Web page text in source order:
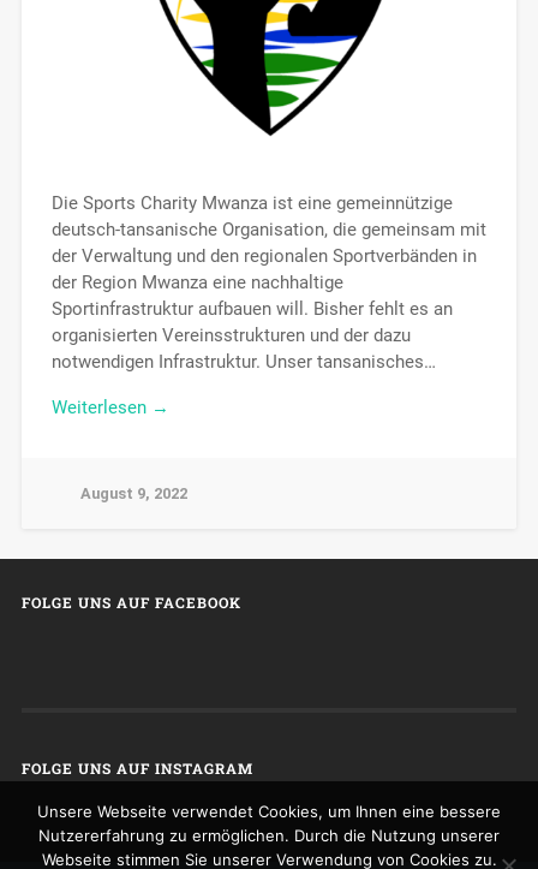
Die Sports Charity Mwanza ist eine gemeinnützige
deutsch-tansanische Organisation, die gemeinsam mit
der Verwaltung und den regionalen Sportverbänden in
der Region Mwanza eine nachhaltige
Sportinfrastruktur aufbauen will. Bisher fehlt es an
organisierten Vereinsstrukturen und der dazu
notwendigen Infrastruktur. Unser tansanisches…
Weiterlesen →
August 9, 2022
FOLGE UNS AUF FACEBOOK
FOLGE UNS AUF INSTAGRAM
Unsere Webseite verwendet Cookies, um Ihnen eine bessere
Nutzererfahrung zu ermöglichen. Durch die Nutzung unserer
Webseite stimmen Sie unserer Verwendung von Cookies zu.